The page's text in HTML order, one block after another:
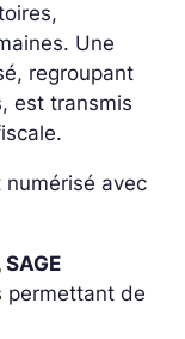
Une
regroupant
est transmis
avec
permettant de